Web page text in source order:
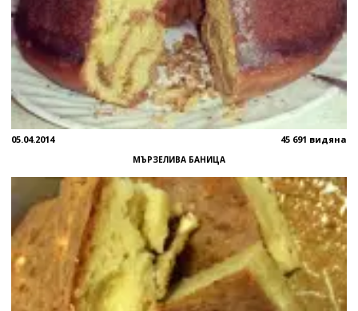
05.04.2014 45 691 видяна
МЪРЗЕЛИВА БАНИЦА